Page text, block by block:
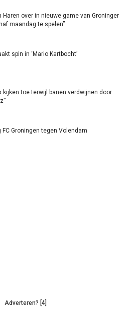
Haren over in nieuwe game van Groninger
maandag te spelen”
spin in ‘Mario Kartbocht’
kijken toe terwijl banen verdwijnen door
FC Groningen tegen Volendam
Adverteren? [4]